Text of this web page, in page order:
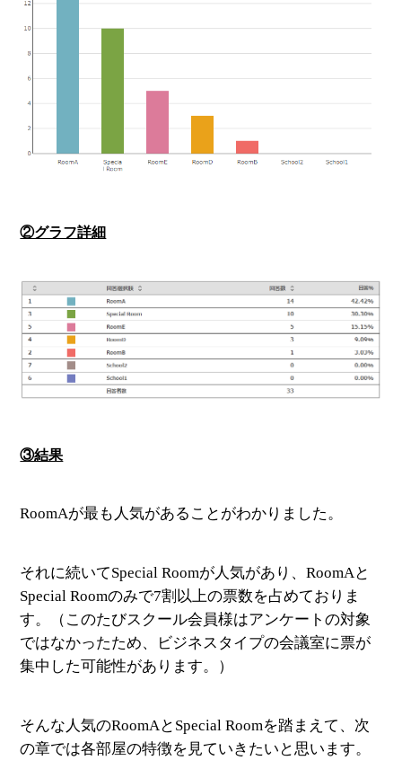
②グラフ詳細
③結果
RoomAが最も人気があることがわかりました。
それに続いてSpecial Roomが人気があり、RoomAと
Special Roomのみで7割以上の票数を占めておりま
す。（このたびスクール会員様はアンケートの対象
ではなかったため、ビジネスタイプの会議室に票が
集中した可能性があります。）
そんな人気のRoomAとSpecial Roomを踏まえて、次
の章では各部屋の特徴を見ていきたいと思います。